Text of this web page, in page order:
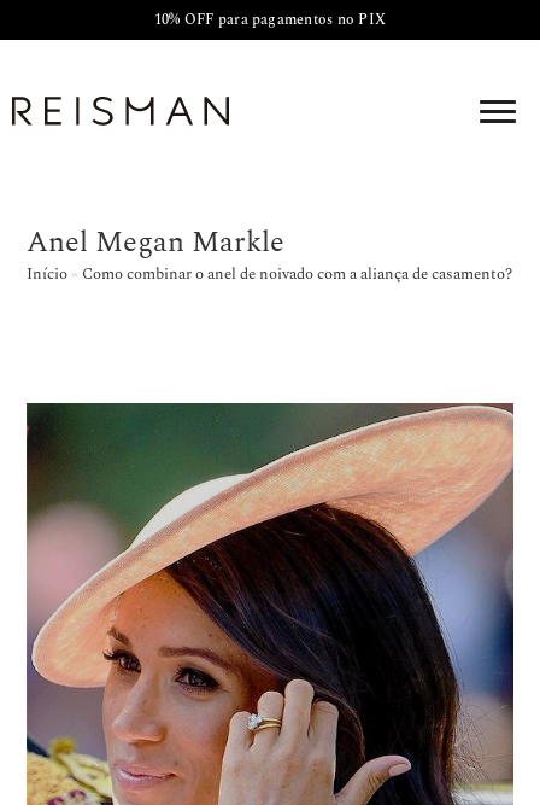
10% OFF para pagamentos no PIX
Anel Megan Markle
Início » Como combinar o anel de noivado com a aliança de casamento?